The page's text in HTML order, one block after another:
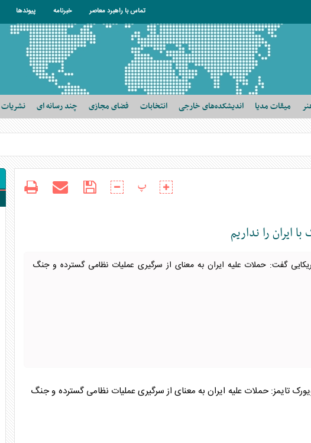
تماس با راهبرد معاصر خبرنامه پیوندها
میقات مدیا اندیشکده‌های خارجی انتخابات فضای مجازی چند رسانه ای نشریات
پ
ایران را نداریم
گفت: حملات علیه ایران به معنای از سرگیری عملیات نظامی گسترده و جنگ
تایمز: حملات علیه ایران به معنای از سرگیری عملیات نظامی گسترده و جنگ